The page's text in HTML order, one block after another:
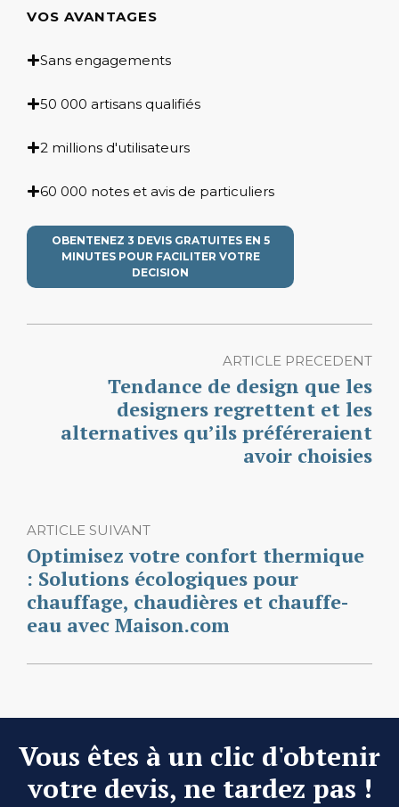
VOS AVANTAGES
Sans engagements
50 000 artisans qualifiés
2 millions d'utilisateurs
60 000 notes et avis de particuliers
OBENTENEZ 3 DEVIS GRATUITES EN 5
MINUTES POUR FACILITER VOTRE
DECISION
ARTICLE PRECEDENT
Tendance de design que les
designers regrettent et les
alternatives qu’ils préféreraient
avoir choisies
ARTICLE SUIVANT
Optimisez votre confort thermique
: Solutions écologiques pour
chauffage, chaudières et chauffe-
eau avec Maison.com
Vous êtes à un clic d'obtenir
votre devis, ne tardez pas !